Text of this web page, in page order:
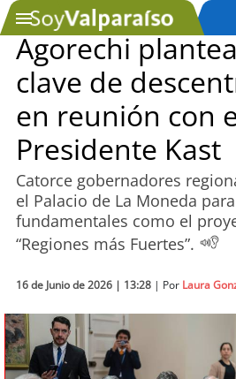
Podcast
Actualidad
Entretención
Economía
Deportes
Tecnología
Agorechi
clave de
en reunión con
Presidente Kast
Catorce gobernadores
el Palacio de La Moneda
fundamentales como el
“Regiones más Fuertes”.
16 de Junio de 2026 | 13:28 | Por Laura